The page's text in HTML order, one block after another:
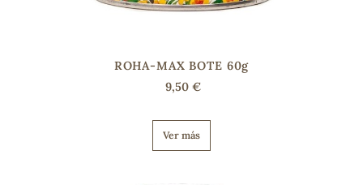
ROHA-MAX BOTE 60g
9,50 €
Ver más